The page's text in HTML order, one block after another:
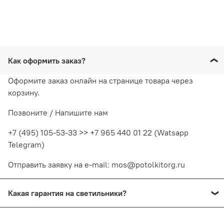
Как оформить заказ?
Оформите заказ онлайн на странице товара через
корзину.
Позвоните / Напишите нам
+7 (495) 105-53-33 >> +7 965 440 01 22 (Watsapp
Telegram)
Отправить заявку на e-mail: mos@potolkitorg.ru
Какая гарантия на светильники?